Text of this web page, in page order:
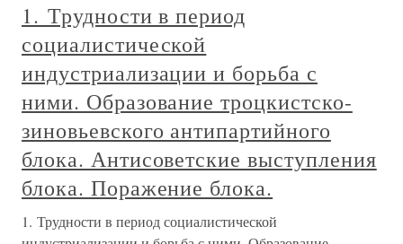
1. Трудности в период
социалистической
индустриализации и борьба с
ними. Образование троцкистско-
зиновьевского антипартийного
блока. Антисоветские выступления
блока. Поражение блока.
1. Трудности в период социалистической